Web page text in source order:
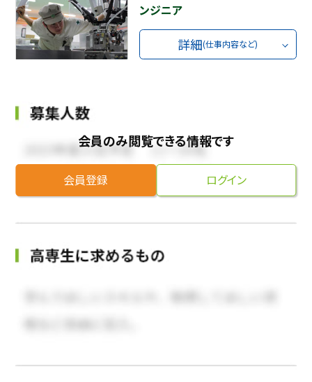
ンジニア
詳細(仕事内容など)
会員のみ閲覧できる情報です
会員登録 ログイン